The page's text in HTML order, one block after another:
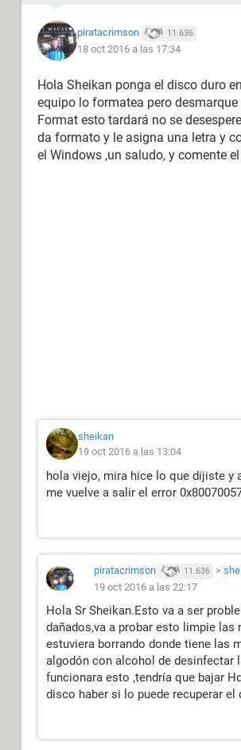
piratacrimson 11.636
18 oct 2016 a las 17:34
Hola Sheikan ponga el disco duro
equipo lo formatea pero
Format esto tardará no se
da formato y le asigna una letra y
el Windows ,un saludo, y comente
sheikan
19 oct 2016 a las 13:04
hola viejo, mira hice lo que dijiste y
me vuelve a salir el error
piratacrimson 11.636 >
19 oct 2016 a las 22:17
Hola Sr Sheikan.Esto va a ser
dañados,va a probar esto limpie
estuviera borrando donde tiene las
algodón con alcohol de desinfectar
funcionara esto ,tendría que bajar
disco haber si lo puede recuperar